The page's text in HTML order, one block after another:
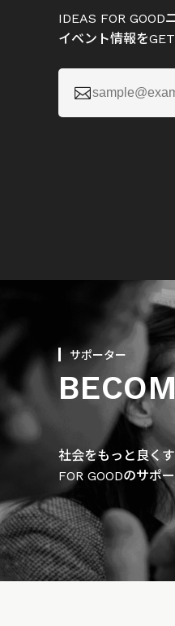
IDEAS FOR GOOD
イベント情報を

サポーター
社会をもっと良く
FOR GOODのサポ